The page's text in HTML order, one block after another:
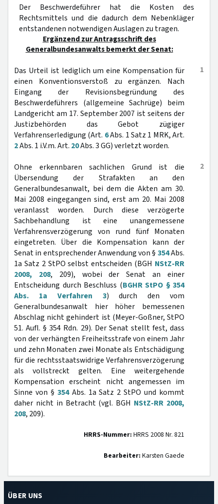
Der Beschwerdeführer hat die Kosten des
Rechtsmittels und die dadurch dem Nebenkläger
entstandenen notwendigen Auslagen zu tragen.
Ergänzend zur Antragsschrift des
Generalbundesanwalts bemerkt der Senat:
1
Das Urteil ist lediglich um eine Kompensation für
einen Konventionsverstoß zu ergänzen. Nach
Eingang der Revisionsbegründung des
Beschwerdeführers (allgemeine Sachrüge) beim
Landgericht am 17. September 2007 ist seitens der
Justizbehörden das Gebot zügiger
Verfahrenserledigung (Art. 6Abs. 1 Satz 1 MRK, Art.
2Abs. 1 i.V.m. Art. 20Abs. 3 GG) verletzt worden.
2
Ohne erkennbaren sachlichen Grund ist die
Übersendung der Strafakten an den
Generalbundesanwalt, bei dem die Akten am 30.
Mai 2008 eingegangen sind, erst am 20. Mai 2008
veranlasst worden. Durch diese verzögerte
Sachbehandlung ist eine unangemessene
Verfahrensverzögerung von rund fünf Monaten
eingetreten. Über die Kompensation kann der
Senat in entsprechender Anwendung von § 354Abs.
1a Satz 2 StPO selbst entscheiden (BGH NStZ-RR
2008, 208, 209), wobei der Senat an einer
Entscheidung durch Beschluss (BGHR StPO § 354
Abs. 1a Verfahren 3) durch den vom
Generalbundesanwalt hier höher bemessenen
Abschlag nicht gehindert ist (Meyer-Goßner, StPO
51. Aufl. § 354 Rdn. 29). Der Senat stellt fest, dass
von der verhängten Freiheitsstrafe von einem Jahr
und zehn Monaten zwei Monate als Entschädigung
für die rechtsstaatswidrige Verfahrensverzögerung
als vollstreckt gelten. Eine weitergehende
Kompensation erscheint nicht angemessen im
Sinne von § 354Abs. 1a Satz 2 StPO und kommt
daher nicht in Betracht (vgl. BGH NStZ-RR 2008,
208, 209).
HRRS-Nummer: HRRS 2008 Nr. 821
Bearbeiter: Karsten Gaede
ÜBER UNS